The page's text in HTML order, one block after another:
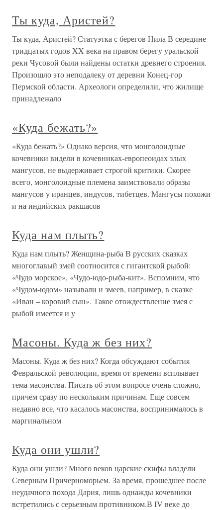
Ты куда, Аристей?
Ты куда, Аристей? Статуэтка с берегов Нила В середине
тридцатых годов XX века на правом берегу уральской
реки Чусовой были найдены остатки древнего строения.
Произошло это неподалеку от деревни Конец-гор
Пермской области. Археологи определили, что жилище
принадлежало
«Куда бежать?»
«Куда бежать?» Однако версия, что монголоидные
кочевники видели в кочевниках-европеоидах злых
мангусов, не выдерживает строгой критики. Скорее
всего, монголоидные племена заимствовали образы
мангусов у иранцев, индусов, тибетцев. Мангусы похожи
и на индийских ракшасов
Куда нам плыть?
Куда нам плыть? Женщина-рыба В русских сказках
многоглавый змей соотносится с гигантской рыбой:
«Чудо морское», «Чудо-юдо-рыба-кит». Вспомним, что
«Чудом-юдом» называли и змеев, например, в сказке
«Иван – коровий сын». Такое отождествление змея с
рыбой имеется и у
Масоны. Куда ж без них?
Масоны. Куда ж без них? Когда обсуждают события
Февральской революции, время от времени всплывает
тема масонства. Писать об этом вопросе очень сложно,
причем сразу по нескольким причинам. Еще совсем
недавно все, что касалось масонства, воспринималось в
маргинальном
Куда они ушли?
Куда они ушли? Много веков царские скифы владели
Северным Причерноморьем. За время, прошедшее после
неудачного похода Дария, лишь однажды кочевники
встретились с серьезным противником.В IV веке до